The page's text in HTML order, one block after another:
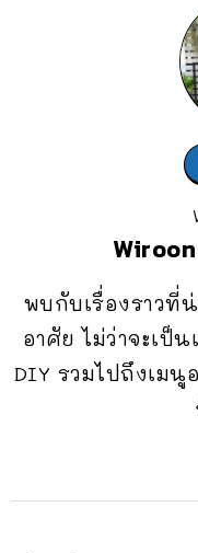
พบกับเรื่องราวที่
อาศัย ไม่ว่าจะเป็
DIY รวมไปถึงเม